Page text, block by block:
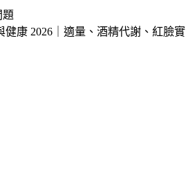
題
健康 2026｜適量、酒精代謝、紅臉實